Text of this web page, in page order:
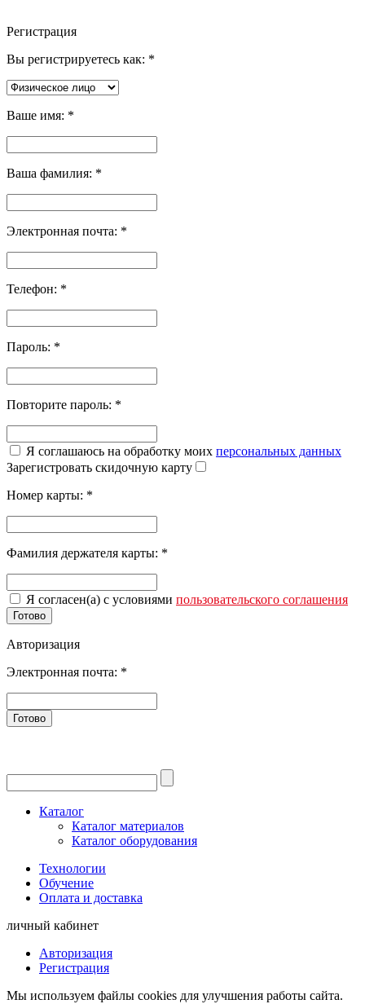
Регистрация
Вы регистрируетесь как: *
Ваше имя: *
Ваша фамилия: *
Электронная почта: *
Телефон: *
Пароль: *
Повторите пароль: *
Я соглашаюсь на обработку моих персональных данных
Зарегистровать скидочную карту
Номер карты: *
Фамилия держателя карты: *
Я согласен(а) с условиями пользовательского соглашения
Готово
Авторизация
Электронная почта: *
Готово
Каталог
Каталог материалов
Каталог оборудования
Технологии
Обучение
Оплата и доставка
личный кабинет
Авторизация
Регистрация
Мы используем файлы cookies для улучшения работы сайта.